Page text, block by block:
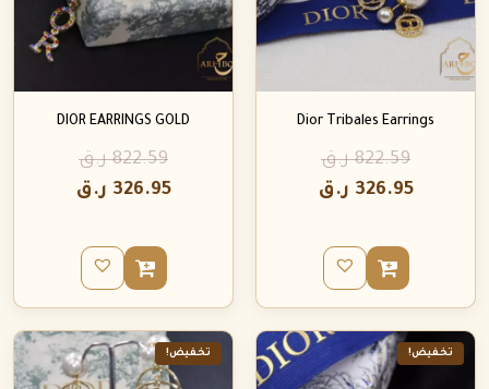
Dior Tribales Earrings
822.59 ر.ق
326.95 ر.ق
DIOR EARRINGS GOLD
822.59 ر.ق
326.95 ر.ق
تخفيض! تخفيض!